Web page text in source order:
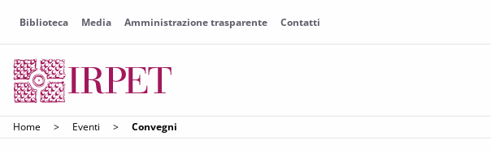
Biblioteca Media Amministrazione trasparente Contatti
Home > Eventi > Convegni